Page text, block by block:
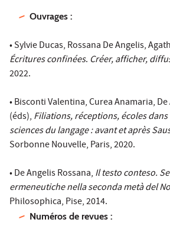
Ouvrages :
• Sylvie Ducas, Rossana De Angelis,
Écritures confinées. Créer, afficher,
2022.
• Bisconti Valentina, Curea Anamaria,
(éds), Filiations, réceptions, écoles
sciences du langage : avant et après
Sorbonne Nouvelle, Paris, 2020.
• De Angelis Rossana, Il testo conteso.
ermeneutiche nella seconda metà del
Philosophica, Pise, 2014.
Numéros de revues :